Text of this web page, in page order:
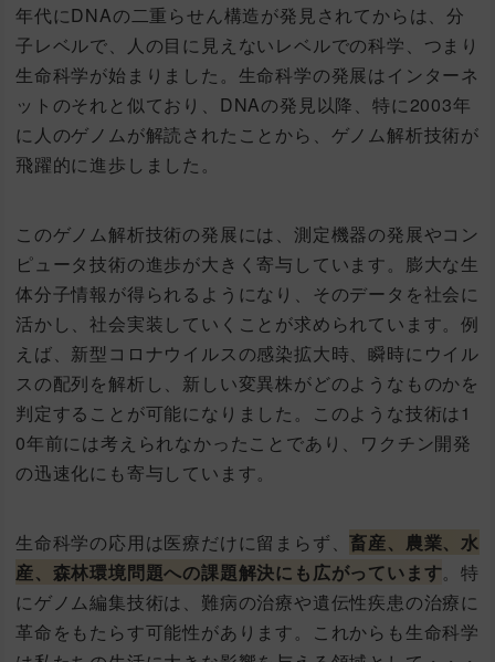
年代にDNAの二重らせん構造が発見されてからは、分
子レベルで、人の目に見えないレベルでの科学、つまり
生命科学が始まりました。生命科学の発展はインターネ
ットのそれと似ており、DNAの発見以降、特に2003年
に人のゲノムが解読されたことから、ゲノム解析技術が
飛躍的に進歩しました。
このゲノム解析技術の発展には、測定機器の発展やコン
ピュータ技術の進歩が大きく寄与しています。膨大な生
体分子情報が得られるようになり、そのデータを社会に
活かし、社会実装していくことが求められています。例
えば、新型コロナウイルスの感染拡大時、瞬時にウイル
スの配列を解析し、新しい変異株がどのようなものかを
判定することが可能になりました。このような技術は1
0年前には考えられなかったことであり、ワクチン開発
の迅速化にも寄与しています。
生命科学の応用は医療だけに留まらず、畜産、農業、水
産、森林環境問題への課題解決にも広がっています。特
にゲノム編集技術は、難病の治療や遺伝性疾患の治療に
革命をもたらす可能性があります。これからも生命科学